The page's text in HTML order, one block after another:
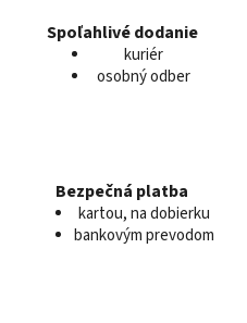
Spoľahlivé dodanie
kuriér
osobný odber
Bezpečná platba
kartou, na dobierku
bankovým prevodom